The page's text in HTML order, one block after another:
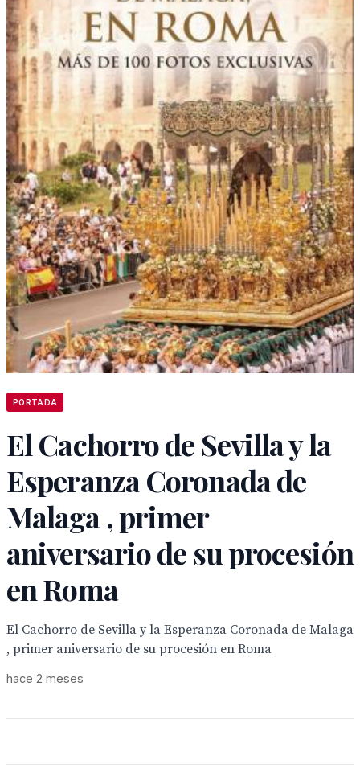
PORTADA
El Cachorro de Sevilla y la
Esperanza Coronada de
Malaga , primer
aniversario de su procesión
en Roma
El Cachorro de Sevilla y la Esperanza Coronada de Malaga
, primer aniversario de su procesión en Roma
hace 2 meses